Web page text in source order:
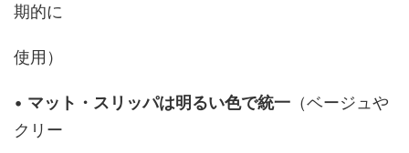
期的に
使用）
• マット・スリッパは明るい色で統一 （ベージュや
クリー